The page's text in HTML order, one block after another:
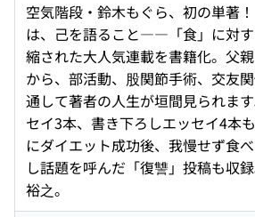
空気階段・鈴木もぐら、初の単著
は、己を語ること――「食」に対
縮された大人気連載を書籍化。父
から、部活動、股関節手術、交友
通して著者の人生が垣間見られま
セイ3本、書き下ろしエッセイ4本
にダイエット成功後、我慢せず食
し話題を呼んだ「復讐」投稿も収
裕之。